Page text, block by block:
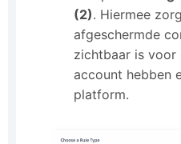
(2). Hiermee
afgeschermde
zichtbaar is voor
account hebben
platform.